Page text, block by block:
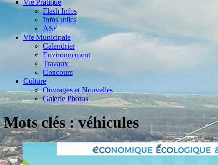
Vie Pratique
Flash Infos
Infos utiles
ASF
Vie Municipale
Calendrier
Environnement
Travaux
Concours
Culture
Ouvrages et Nouvelles
Galerie Photos
Mots clés : véhicules